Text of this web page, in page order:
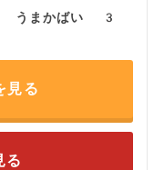
うまかばい 3
見る
る